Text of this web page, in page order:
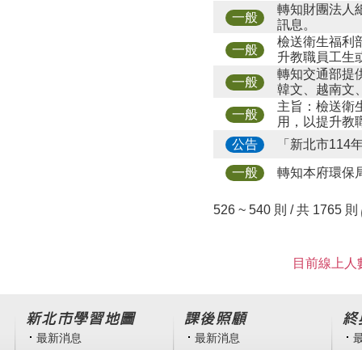
一般
轉知財團法人
訊息。
一般
檢送衛生福利
升教職員工生
一般
轉知交通部提
韓文、越南文
一般
主旨：檢送衛
用，以提升教
公告
「新北市114
一般 轉知本府環保
526 ~ 540 則 / 共 1765 則
目前線上
新北市學習地圖
最新消息
課後照顧
最新消息
終